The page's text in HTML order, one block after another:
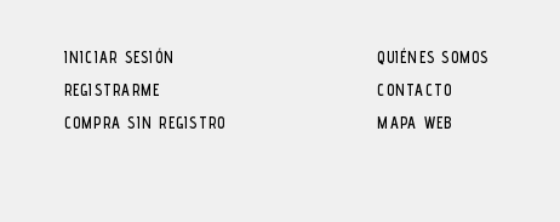
INICIAR SESIÓN
REGISTRARME
COMPRA SIN REGISTRO
QUIÉNES SOMOS
CONTACTO
MAPA WEB